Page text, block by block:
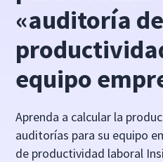
«auditoría de
equipo
Aprenda a calcular la
auditorías para su equipo
de productividad laboral